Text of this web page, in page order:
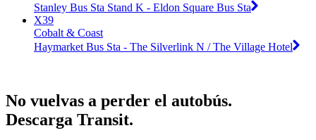
Stanley Bus Sta Stand K - Eldon Square Bus Sta
X39
Cobalt & Coast
Haymarket Bus Sta - The Silverlink N / The Village Hotel
No vuelvas a perder el autobús.
Descarga Transit.